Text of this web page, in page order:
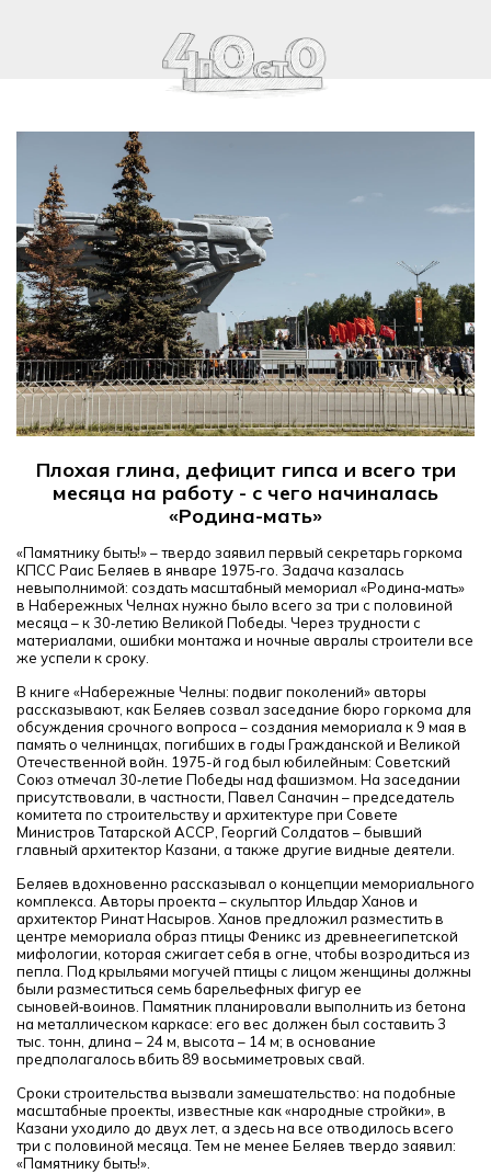
Плохая глина, дефицит гипса и всего три
месяца на работу - с чего начиналась
«Родина-мать»
«Памятнику быть!» – твердо заявил первый секретарь горкома
КПСС Раис Беляев в январе 1975‑го. Задача казалась
невыполнимой: создать масштабный мемориал «Родина‑мать»
в Набережных Челнах нужно было всего за три с половиной
месяца – к 30‑летию Великой Победы. Через трудности с
материалами, ошибки монтажа и ночные авралы строители все
же успели к сроку.
В книге «Набережные Челны: подвиг поколений» авторы
рассказывают, какБеляев созвал заседание бюро горкома для
обсуждения срочного вопроса – создания мемориала к 9 мая в
память о челнинцах, погибших в годы Гражданской и Великой
Отечественной войн. 1975-й год был юбилейным: Советский
Союз отмечал 30‑летие Победы над фашизмом. На заседании
присутствовали, в частности, Павел Саначин – председатель
комитета по строительству и архитектуре при Совете
Министров Татарской АССР, Георгий Солдатов – бывший
главный архитектор Казани, а также другие видные деятели.
Беляев вдохновенно рассказывал о концепции мемориального
комплекса. Авторы проекта – скульптор Ильдар Ханов и
архитектор Ринат Насыров. Ханов предложил разместить в
центре мемориала образ птицы Феникс из древнеегипетской
мифологии, которая сжигает себя в огне, чтобы возродиться из
пепла. Под крыльями могучей птицы с лицом женщины должны
были разместиться семь барельефных фигур ее
сыновей‑воинов. Памятник планировали выполнить из бетона
на металлическом каркасе: его вес должен был составить 3
тыс. тонн, длина – 24 м, высота – 14 м; в основание
предполагалось вбить 89 восьмиметровых свай.
Сроки строительства вызвали замешательство: на подобные
масштабные проекты, известные как «народные стройки», в
Казани уходило до двух лет, а здесь на все отводилось всего
три с половиной месяца. Тем не менее Беляев твердо заявил:
«Памятнику быть!».